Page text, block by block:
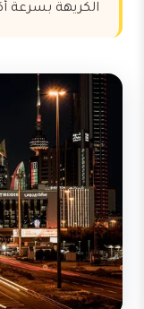
الكريهة بسرعة